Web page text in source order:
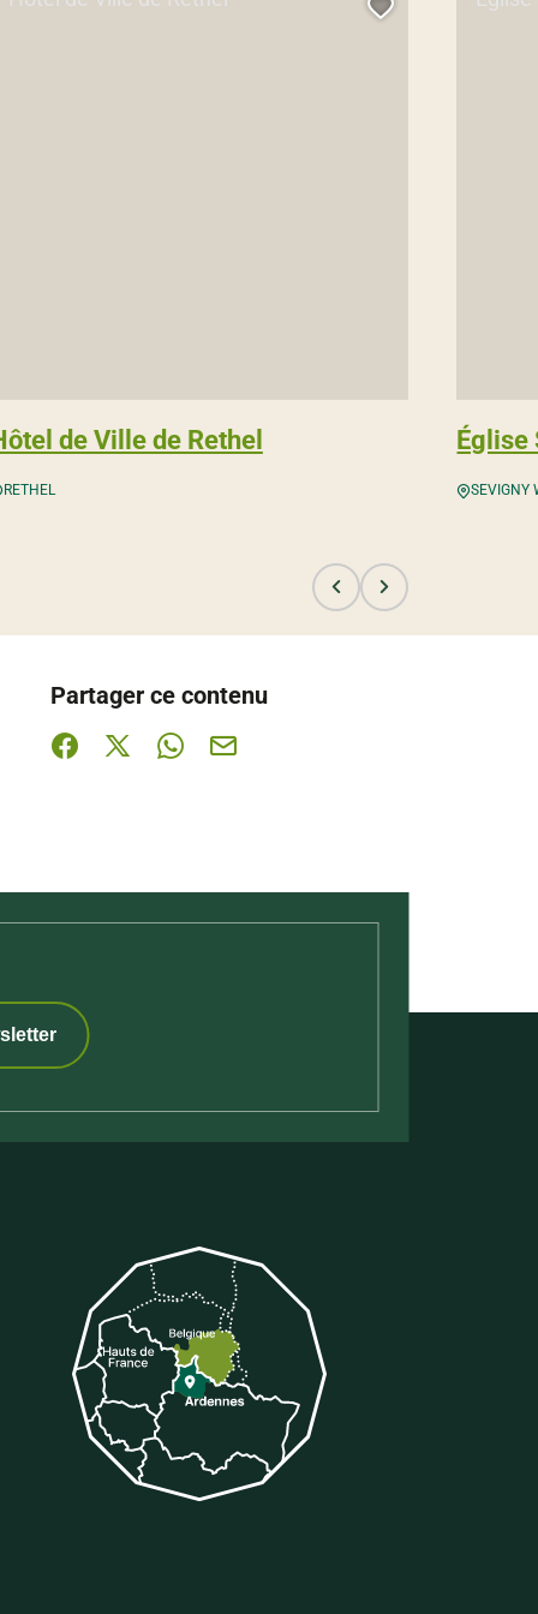
page au carnet de voyage ?
de Ville de Rethel
RETHEL
Ajouter cette
Église
SEVIGNY
Partager ce contenu
Partager sur Facebook (nouvelle fenêtre)
Partager sur X / Twitter (nouvelle fenêtre)
Partager sur WhatsApp
Partager par mail
sur Tiktok